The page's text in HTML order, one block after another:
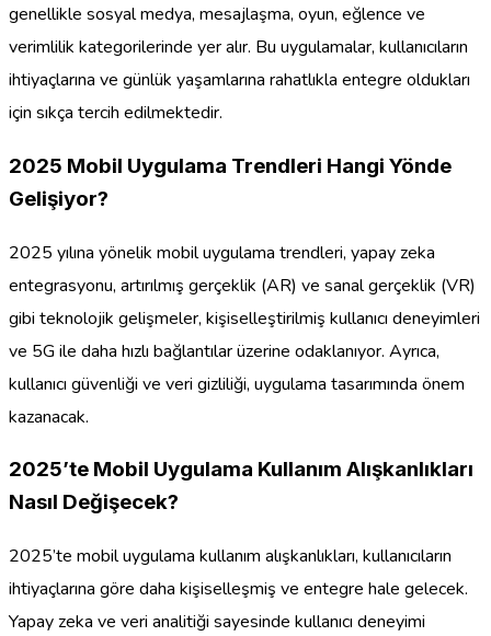
genellikle sosyal medya, mesajlaşma, oyun, eğlence ve
verimlilik kategorilerinde yer alır. Bu uygulamalar, kullanıcıların
ihtiyaçlarına ve günlük yaşamlarına rahatlıkla entegre oldukları
için sıkça tercih edilmektedir.
2025 Mobil Uygulama Trendleri Hangi Yönde
Gelişiyor?
2025 yılına yönelik mobil uygulama trendleri, yapay zeka
entegrasyonu, artırılmış gerçeklik (AR) ve sanal gerçeklik (VR)
gibi teknolojik gelişmeler, kişiselleştirilmiş kullanıcı deneyimleri
ve 5G ile daha hızlı bağlantılar üzerine odaklanıyor. Ayrıca,
kullanıcı güvenliği ve veri gizliliği, uygulama tasarımında önem
kazanacak.
2025’te Mobil Uygulama Kullanım Alışkanlıkları
Nasıl Değişecek?
2025’te mobil uygulama kullanım alışkanlıkları, kullanıcıların
ihtiyaçlarına göre daha kişiselleşmiş ve entegre hale gelecek.
Yapay zeka ve veri analitiği sayesinde kullanıcı deneyimi